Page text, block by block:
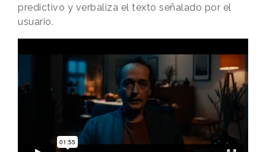
predictivo y verbaliza el texto señalado por el
usuario.